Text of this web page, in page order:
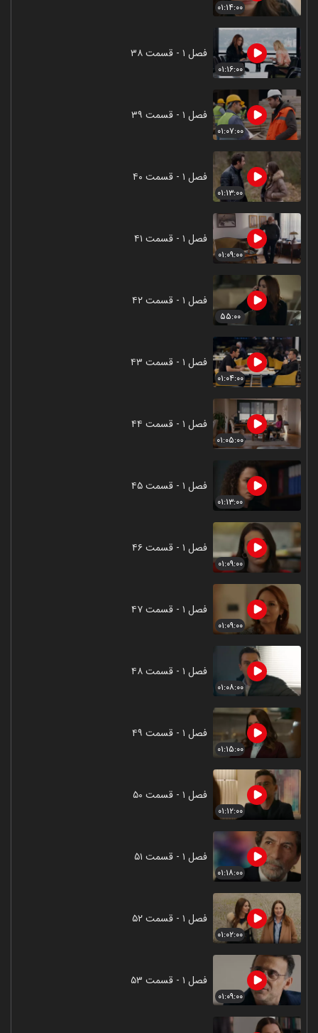
۰۱:۱۴:۰۰
۰۱:۱۶:۰۰
فصل ۱ - قسمت ۳۸
۰۱:۰۷:۰۰
فصل ۱ - قسمت ۳۹
۰۱:۱۳:۰۰
فصل ۱ - قسمت ۴۰
۰۱:۰۹:۰۰
فصل ۱ - قسمت ۴۱
۵۵:۰۰
فصل ۱ - قسمت ۴۲
۰۱:۰۴:۰۰
فصل ۱ - قسمت ۴۳
۰۱:۰۵:۰۰
فصل ۱ - قسمت ۴۴
۰۱:۱۳:۰۰
فصل ۱ - قسمت ۴۵
۰۱:۰۹:۰۰
فصل ۱ - قسمت ۴۶
۰۱:۰۹:۰۰
فصل ۱ - قسمت ۴۷
۰۱:۰۸:۰۰
فصل ۱ - قسمت ۴۸
۰۱:۱۵:۰۰
فصل ۱ - قسمت ۴۹
۰۱:۱۲:۰۰
فصل ۱ - قسمت ۵۰
۰۱:۱۸:۰۰
فصل ۱ - قسمت ۵۱
۰۱:۰۲:۰۰
فصل ۱ - قسمت ۵۲
۰۱:۰۹:۰۰
فصل ۱ - قسمت ۵۳